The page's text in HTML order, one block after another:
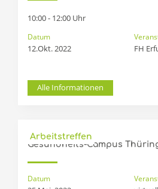
10:00 - 12:00 Uhr
Alle Informationen
Datum
12.Okt. 2022 FH
Gesundheits-Campus
Arbeitstreffen
Datum